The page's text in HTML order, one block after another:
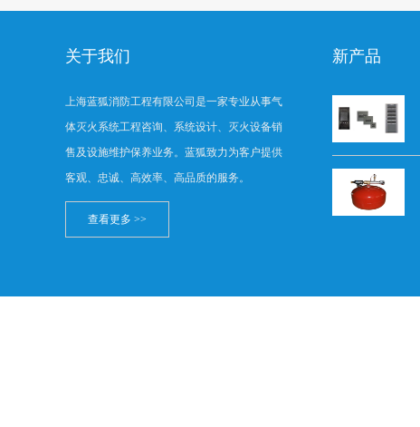
关于我们
上海蓝狐消防工程有限公司是一家专业从事气
体灭火系统工程咨询、系统设计、灭火设备销
售及设施维护保养业务。蓝狐致力为客户提供
客观、忠诚、高效率、高品质的服务。
查看更多 >>
新产品